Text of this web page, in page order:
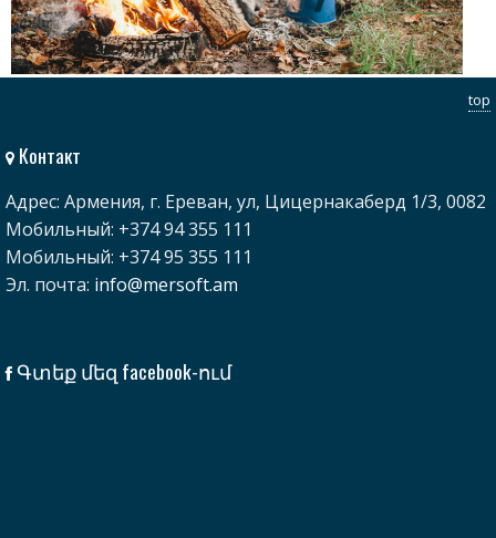
top
Контакт
Адрес: Армения, г. Ереван, ул, Цицернакаберд 1/3, 0082
Мобильный: +374 94 355 111
Мобильный: +374 95 355 111
Эл. почта: info@mersoft.am
Գտեք մեզ facebook-ում